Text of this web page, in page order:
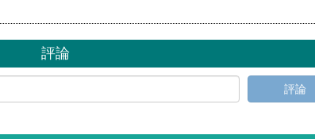
評論
評論